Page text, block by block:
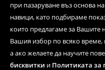
при пазаруване въз основа
навици, като подбираме
които предлагаме за
Вашия избор по всяко време,
а ако желаете да научите
бисквитки и Политиката за